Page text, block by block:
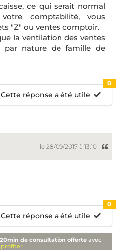
ce qui serait normal
comptabilité, vous
"Z" ou ventes comptoir.
la ventilation des ventes
par nature de famille de
Cette réponse a été utile
0
le 28/09/2017 à 13:10
Cette réponse a été utile
0
20min de consultation offerte avec
profiter